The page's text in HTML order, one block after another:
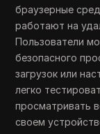
браузерные
работают на
Пользователи
безопасного
загрузок или
легко
просматривать
своем